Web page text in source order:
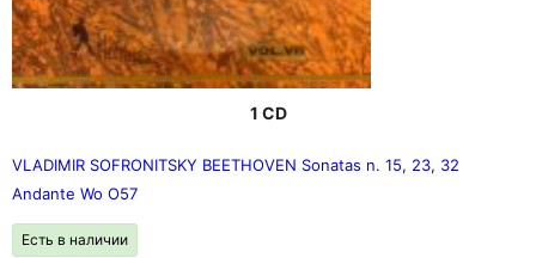
1 CD
VLADIMIR SOFRONITSKY BEETHOVEN Sonatas n. 15, 23, 32
Andante Wo O57
Есть в наличии